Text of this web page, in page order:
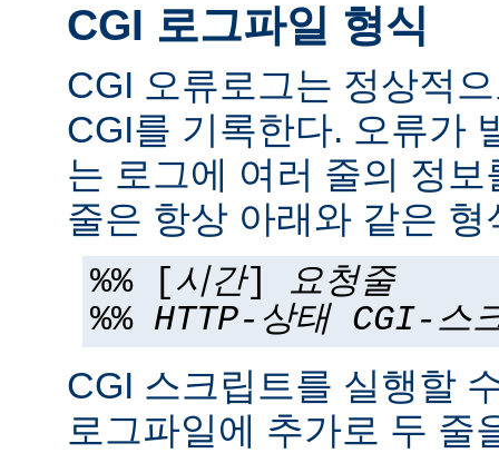
CGI 로그파일 형식
CGI 오류로그는 정상적
CGI를 기록한다. 오류가
는 로그에 여러 줄의 정
줄은 항상 아래와 같은 형
%% [시간] 요청줄
%% HTTP-상태 CGI-스
CGI 스크립트를 실행할
로그파일에 추가로 두 줄